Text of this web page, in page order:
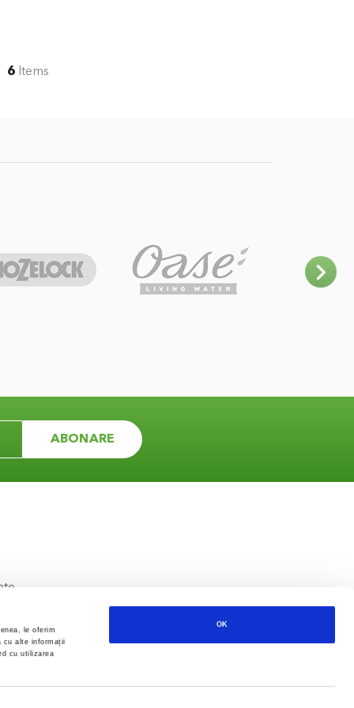
le oferim
cu alte informații
cu utilizarea
OK
6 Items
ABONARE